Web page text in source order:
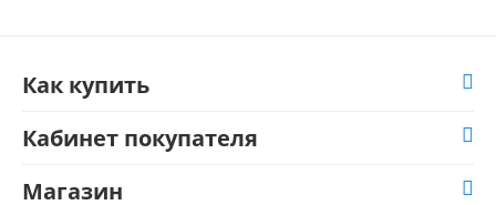
Как купить
Кабинет покупателя
Магазин